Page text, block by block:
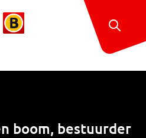
boom, bestuurder